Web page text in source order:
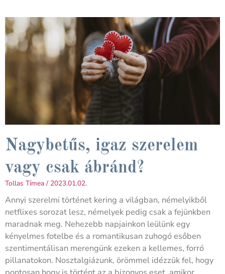
Nagybetűs, igaz szerelem
vagy csak ábránd?
Tollas Tímea 2023.01.02.
Annyi szerelmi történet kering a világban, némelyikből
netflixes sorozat lesz, némelyek pedig csak a fejünkben
maradnak meg. Nehezebb napjainkon leülünk egy
kényelmes fotelbe és a romantikusan zuhogó esőben
szentimentálisan merengünk ezeken a kellemes, forró
pillanatokon. Nosztalgiázunk, örömmel idézzük fel, hogy